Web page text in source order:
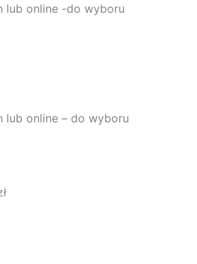
lub online -do wyboru
online – do wyboru